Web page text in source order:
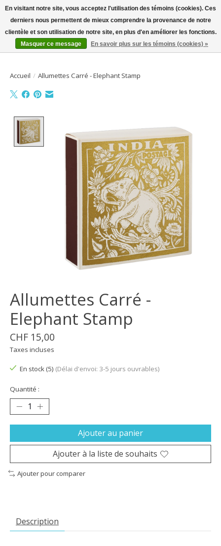
Bienvenue sur la boutique en ligne
Liste dePanier
Accueil / Allumettes Carré - Elephant Stamp
Allumettes Carré -
Elephant Stamp
CHF 15,00
Taxes incluses
En stock (5) (Délai d'envoi: 3-5 jours ouvrables)
Quantité :
Ajouter au panier
Ajouter à la liste de souhaits
Ajouter pour comparer
Description
En visitant notre site, vous acceptez l'utilisation des témoins (cookies). Ces
derniers nous permettent de mieux comprendre la provenance de notre
clientèle et son utilisation de notre site, en plus d'en améliorer les fonctions.
Masquer ce message
En savoir plus sur les témoins (cookies) »